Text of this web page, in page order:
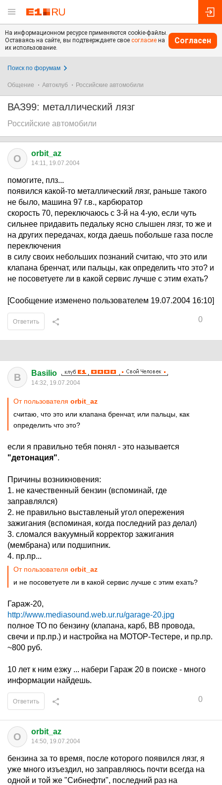
На информационном ресурсе применяются cookie-файлы.
Оставаясь на сайте, вы подтверждаете свое согласие на
их использование.
Согласен
Поиск по форумам
Общение Автоклуб Российские автомобили
ВАЗ99: металлический лязг
Российские автомобили
O orbit_az
14:11, 19.07.2004
помогите, плз...
появился какой-то металлический лязг, раньше такого
не было, машина 97 г.в., карбюратор
скорость 70, переключаюсь с 3-й на 4-ую, если чуть
сильнее придавить педальку ясно слышен лязг, то же и
на других передачах, когда даешь побольше газа после
переключения
в силу своих небольших познаний считаю, что это или
клапана бренчат, или пальцы, как определить что это? и
не посоветуете ли в какой сервис лучше с этим ехать?
[Сообщение изменено пользователем 19.07.2004 16:10]
0
Ответить
B Basilio
14:32, 19.07.2004
От пользователя orbit_az
считаю, что это или клапана бренчат, или пальцы, как
определить что это?
если я правильно тебя понял - это называется
"детонация".
Причины возникновения:
1. не качественный бензин (вспоминай, где
заправлялся)
2. не правильно выставленый угол опережения
зажигания (вспоминая, когда последний раз делал)
3. сломался вакуумный корректор зажигания
(мембрана) или подшипник.
4. пр.пр...
От пользователя orbit_az
и не посоветуете ли в какой сервис лучше с этим ехать?
Гараж-20,
http://www.mediasound.web.ur.ru/garage-20.jpg
полное ТО по бензину (клапана, карб, ВВ провода,
свечи и пр.пр.) и настройка на МОТОР-Тестере, и пр.пр.
~800 руб.
10 лет к ним езжу ... набери Гараж 20 в поиске - много
информации найдешь.
0
Ответить
O orbit_az
14:50, 19.07.2004
бензина за то время, после которого появился лязг, я
уже много изъездил, но заправляюсь почти всегда на
одной и той же "Сибнефти", последний раз на